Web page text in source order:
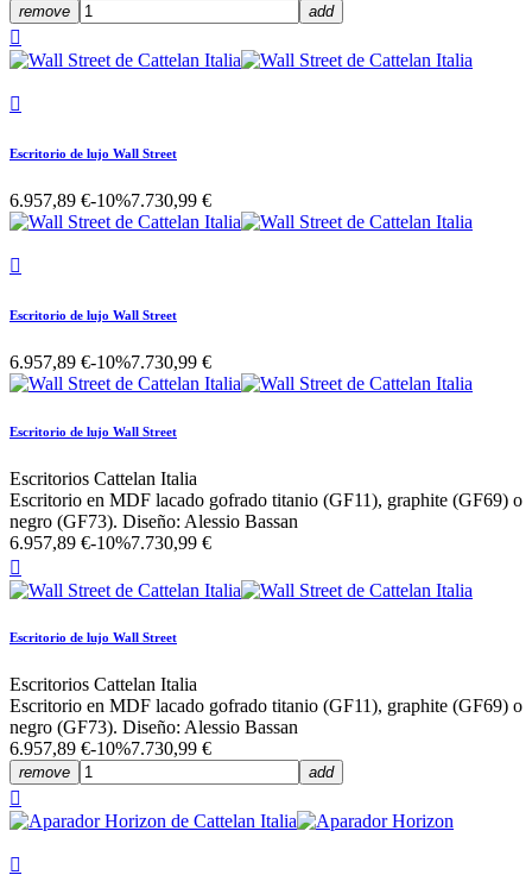
remove add


Escritorio de lujo Wall Street
6.957,89 €-10%7.730,99 €

Escritorio de lujo Wall Street
6.957,89 €-10%7.730,99 €
Escritorio de lujo Wall Street
Escritorios Cattelan Italia
Escritorio en MDF lacado gofrado titanio (GF11), graphite (GF69) o
negro (GF73). Diseño: Alessio Bassan
6.957,89 €-10%7.730,99 €

Escritorio de lujo Wall Street
Escritorios Cattelan Italia
Escritorio en MDF lacado gofrado titanio (GF11), graphite (GF69) o
negro (GF73). Diseño: Alessio Bassan
6.957,89 €-10%7.730,99 €
remove add

